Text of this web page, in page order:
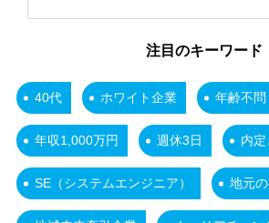
注目のキーワード
40代 ホワイト企業 年齢不問
年収1,000万円 週休3日 内
SE（システムエンジニア） 地元